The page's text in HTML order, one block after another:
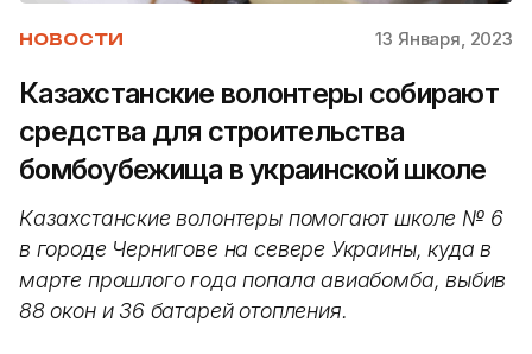
НОВОСТИ 13 Января, 2023
Казахстанские волонтеры собирают
средства для строительства
бомбоубежища в украинской школе
Казахстанские волонтеры помогают школе № 6
в городе Чернигове на севере Украины, куда в
марте прошлого года попала авиабомба, выбив
88 окон и 36 батарей отопления.